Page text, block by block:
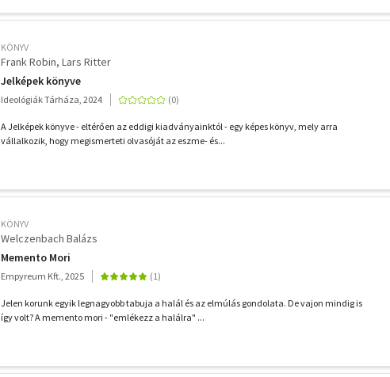
KÖNYV
Frank Robin Lars Ritter
Jelképek könyve
Ideológiák Tárháza, 2024
A Jelképek könyve - eltérően az eddigi kiadványainktól - egy képes könyv, mely arra
vállalkozik, hogy megismerteti olvasóját az eszme- és...
KÖNYV
Welczenbach Balázs
Memento Mori
Empyreum Kft., 2025
Jelen korunk egyik legnagyobb tabuja a halál és az elmúlás gondolata. De vajon mindig is
így volt? A memento mori - "emlékezz a halálra" ...